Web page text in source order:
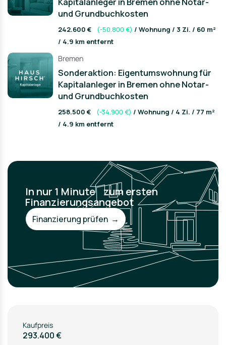
und Grundbuchkosten
242.600 € (-50.800 €) / Wohnung / 3 Zi. / 60 m²
/ 4.9 km entfernt
Bremen
Sonderaktion: Eigentumswohnung für
Kapitalanleger in Bremen ohne Notar-
und Grundbuchkosten
258.500 € (-34.900 €) / Wohnung / 4 Zi. / 77 m²
/ 4.9 km entfernt
In nur 1 Minute zum ersten
Finanzierungsangebot
Finanzierung prüfen →
Kaufpreis
293.400 €